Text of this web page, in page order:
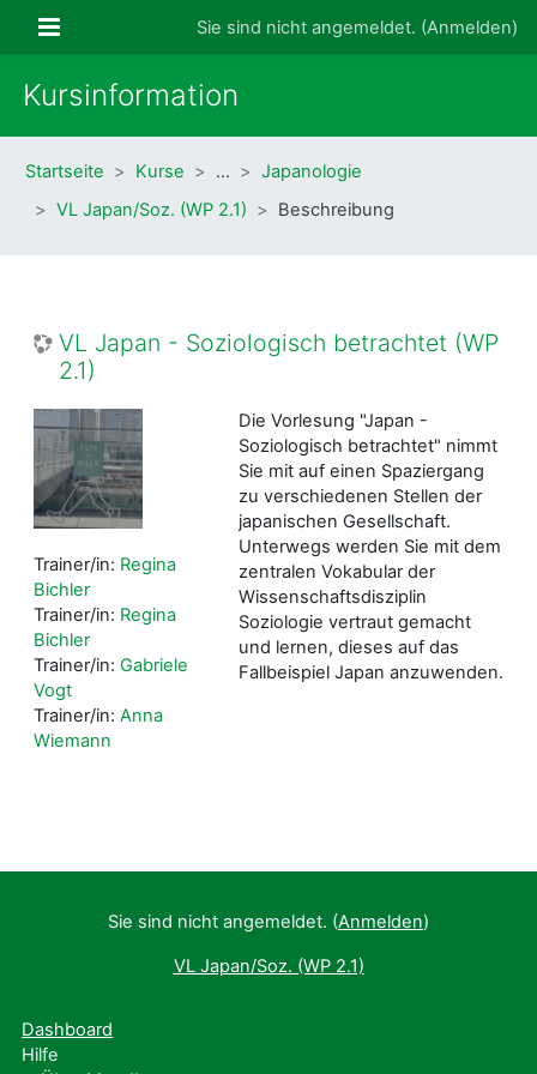
Website-ÜbersichtSie sind nicht angemeldet. (Anmelden)
Kursinformation
Startseite Kurse …
Japanologie
VL Japan/Soz. (WP 2.1)
Beschreibung
VL Japan - Soziologisch betrachtet (WP
2.1)
Die Vorlesung "Japan -
Soziologisch betrachtet" nimmt
Sie mit auf einen Spaziergang
zu verschiedenen Stellen der
japanischen Gesellschaft.
Unterwegs werden Sie mit dem
zentralen Vokabular der
Wissenschaftsdisziplin
Soziologie vertraut gemacht
und lernen, dieses auf das
Fallbeispiel Japan anzuwenden.
Trainer/in: Regina
Bichler
Trainer/in: Regina
Bichler
Trainer/in: Gabriele
Vogt
Trainer/in: Anna
Wiemann
Sie sind nicht angemeldet. (Anmelden)
VL Japan/Soz. (WP 2.1)
Dashboard
Hilfe